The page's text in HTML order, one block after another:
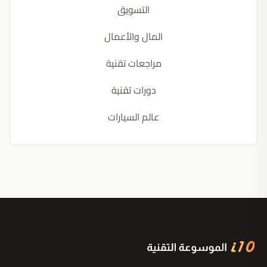
التسويق
المال والأعمال
مراجعات تقنية
دورات تقنية
عالم السيارات